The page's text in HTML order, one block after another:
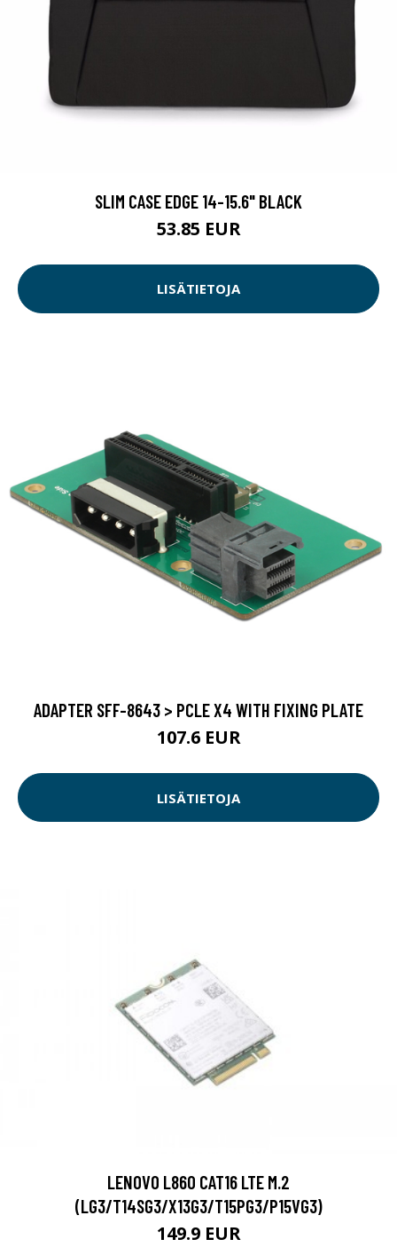
SLIM CASE EDGE 14-15.6" BLACK
53.85 EUR
LISÄTIETOJA
ADAPTER SFF-8643 > PCLE X4 WITH FIXING PLATE
107.6 EUR
LISÄTIETOJA
LENOVO L860 CAT16 LTE M.2
(LG3/T14SG3/X13G3/T15PG3/P15VG3)
149.9 EUR